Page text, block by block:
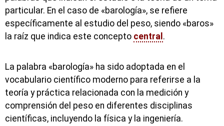
particular. En el caso de «barología», se refiere
específicamente al estudio del peso, siendo «baros»
la raíz que indica este concepto central .
La palabra «barología» ha sido adoptada en el
vocabulario científico moderno para referirse a la
teoría y práctica relacionada con la medición y
comprensión del peso en diferentes disciplinas
científicas, incluyendo la física y la ingeniería.